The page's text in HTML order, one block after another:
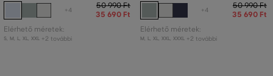
+4
50 990 Ft
35 690 Ft
Elérhető méretek:
S, M L, XL, XXL +2 további
+4
50 990 Ft
35 690 Ft
Elérhető méretek:
M L, XL, XXL, XXXL +2 további